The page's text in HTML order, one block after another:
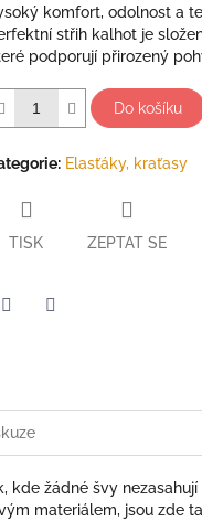
komfort, odolnost a
střih kalhot je
podporují přirozený
Do košíku
: Elasťáky, kraťasy
TISK ZEPTAT SE
kde žádné švy
materiálem, jsou zde